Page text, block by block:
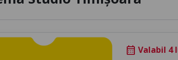
calendar_month Valabil 4